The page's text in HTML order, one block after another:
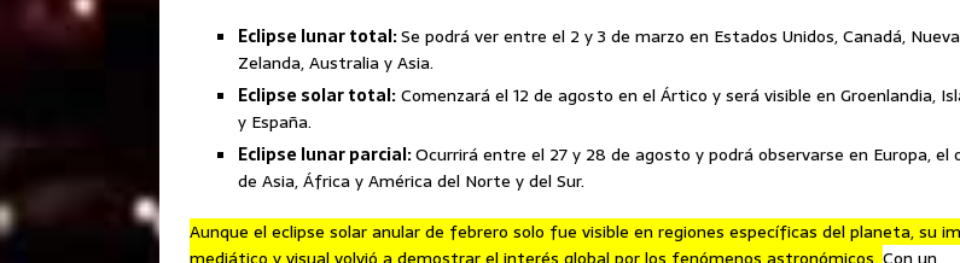
Eclipse lunar total:Se podrá ver entre el 2 y 3 de marzo en Estados Unidos, Canadá, Nueva
Zelanda, Australia y Asia.
Eclipse solar total:Comenzará el 12 de agosto en el Ártico y será visible en Groenlandia,
y España.
Eclipse lunar parcial:Ocurrirá entre el 27 y 28 de agosto y podrá observarse en Europa, el
de Asia, África y América del Norte y del Sur.
Aunque el eclipse solar anular de febrero solo fue visible en regiones específicas del planeta, su